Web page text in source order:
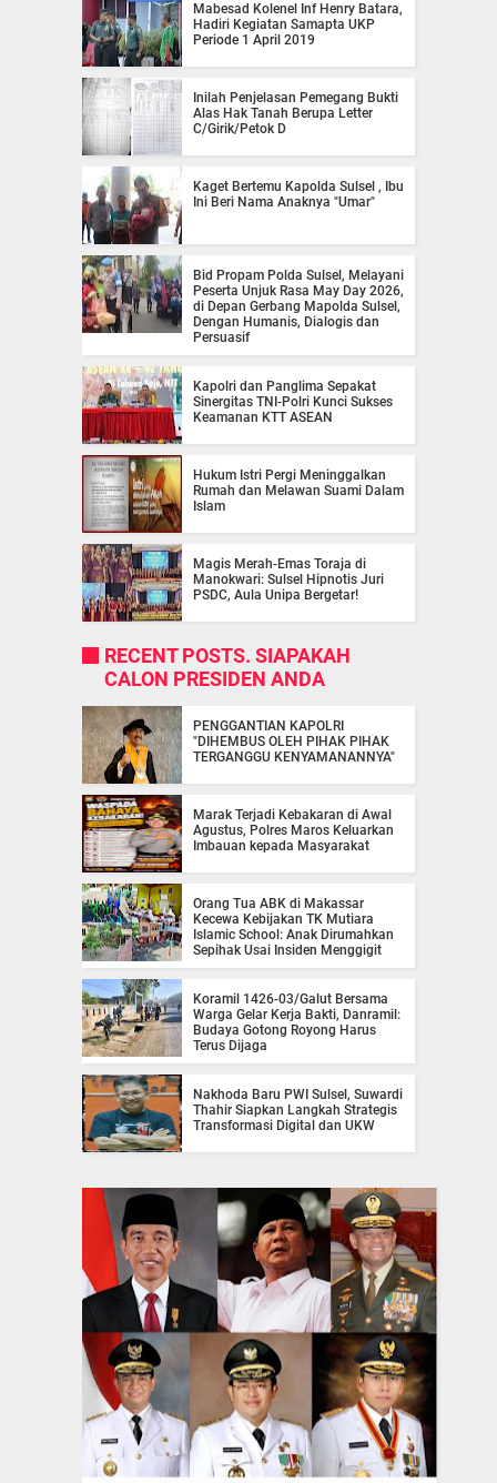
Mabesad Kolenel Inf Henry Batara,
Hadiri Kegiatan Samapta UKP
Periode 1 April 2019
Inilah Penjelasan Pemegang Bukti
Alas Hak Tanah Berupa Letter
C/Girik/Petok D
Kaget Bertemu Kapolda Sulsel , Ibu
Ini Beri Nama Anaknya "Umar"
Bid Propam Polda Sulsel, Melayani
Peserta Unjuk Rasa May Day 2026,
di Depan Gerbang Mapolda Sulsel,
Dengan Humanis, Dialogis dan
Persuasif
Kapolri dan Panglima Sepakat
Sinergitas TNI-Polri Kunci Sukses
Keamanan KTT ASEAN
Hukum Istri Pergi Meninggalkan
Rumah dan Melawan Suami Dalam
Islam
Magis Merah-Emas Toraja di
Manokwari: Sulsel Hipnotis Juri
PSDC, Aula Unipa Bergetar!
RECENT POSTS. SIAPAKAH
CALON PRESIDEN ANDA
PENGGANTIAN KAPOLRI
"DIHEMBUS OLEH PIHAK PIHAK
TERGANGGU KENYAMANANNYA"
Marak Terjadi Kebakaran di Awal
Agustus, Polres Maros Keluarkan
Imbauan kepada Masyarakat
Orang Tua ABK di Makassar
Kecewa Kebijakan TK Mutiara
Islamic School: Anak Dirumahkan
Sepihak Usai Insiden Menggigit
Koramil 1426-03/Galut Bersama
Warga Gelar Kerja Bakti, Danramil:
Budaya Gotong Royong Harus
Terus Dijaga
Nakhoda Baru PWI Sulsel, Suwardi
Thahir Siapkan Langkah Strategis
Transformasi Digital dan UKW